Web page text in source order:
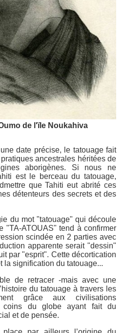
de l'ïle Noukahiva
date précise, le tatouage fait
ancestrales héritées de
aborigènes. Si nous ne
est le berceau du tatouage,
que Tahiti eut abrité ces
détenteurs des secrets et des
du mot "tatouage" qui découle
"TA-ATOUAS" tend à confirmer
scindée en 2 parties avec
apparente serait "dessin"
par "esprit". Cette décortication
la signification du tatouage...
de retracer -mais avec une
du tatouage à travers les
grâce aux civilisations
coins du globe ayant fait du
et de pensée.